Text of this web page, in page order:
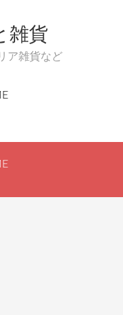
雑貨
ア雑貨など